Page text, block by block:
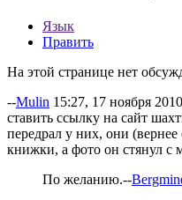
Язык
Править
На этой странице нет
--Mulin 15:27, 17 ноября
ставить ссылку на сайт
передрал у них, они
книжки, а фото он стянул с
По желанию.--